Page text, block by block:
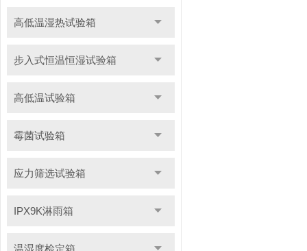
高低温湿热试验箱
步入式恒温恒湿试验箱
高低温试验箱
霉菌试验箱
应力筛选试验箱
IPX9K淋雨箱
温湿度检定箱